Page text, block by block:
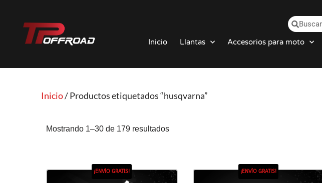
Saltar
Inicio Llantas Accesorios para moto
Inicio/ Productos etiquetados “husqvarna”
Mostrando 1–30 de 179 resultados
¡ENVÍO GRATIS! ¡ENVÍO GRATIS!